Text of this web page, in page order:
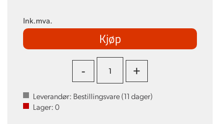
Ink.mva.
Kjøp
- +
Leverandør: Bestillingsvare (11dager)
Lager:0